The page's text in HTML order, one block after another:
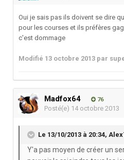
Oui je sais pas ils doivent se dire
pour les courses et ils préfères
c'est dommage
Modifié 13 octobre 2013 par
Madfox64 76
Posté(e) 14 octobre 2013
Le 13/10/2013 à 20:34,
Y'a pas moyen de créer un